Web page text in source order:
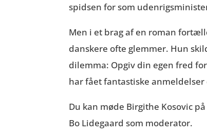
spidsen for som
Men i et brag af en roman
danskere ofte glemmer. Hun
dilemma: Opgiv din egen fred
har fået fantastiske
Du kan møde Birgithe Kosovic
Bo Lidegaard som moderator.